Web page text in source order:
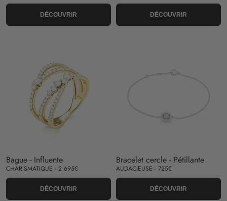
DÉCOUVRIR DÉCOUVRIR
Bague - Influente
CHARISMATIQUE - 2 695€
DÉCOUVRIR
Bracelet cercle - Pétillante
AUDACIEUSE - 725€
DÉCOUVRIR